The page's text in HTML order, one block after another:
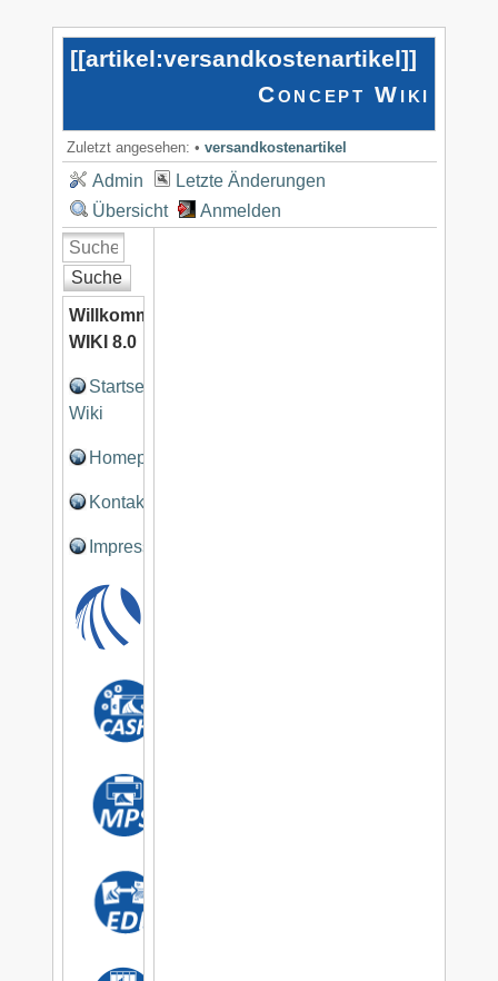
[[artikel:versandkostenartikel]]
Concept Wiki
Zuletzt angesehen: • versandkostenartikel
Admin
Letzte Änderungen
Übersicht
Anmelden
Suche
Willkommen
WIKI 8.0
Startseite
Wiki
Homepage
Kontakt
Impressum